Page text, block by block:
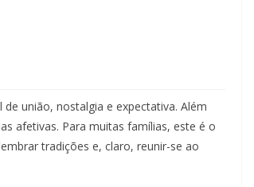
união, nostalgia e expectativa. Além
afetivas. Para muitas famílias, este é o
tradições e, claro, reunir-se ao